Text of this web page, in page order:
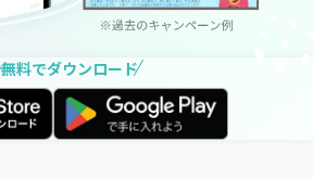
無料でダウンロード